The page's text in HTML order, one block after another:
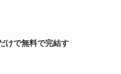
けで無料で完結す